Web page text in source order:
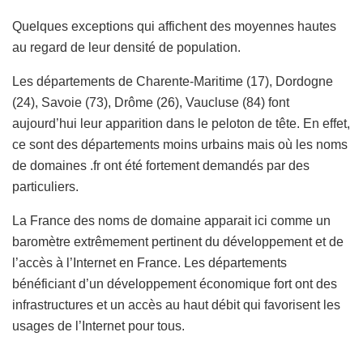
Quelques exceptions qui affichent des moyennes hautes
au regard de leur densité de population.
Les départements de Charente-Maritime (17), Dordogne
(24), Savoie (73), Drôme (26), Vaucluse (84) font
aujourd’hui leur apparition dans le peloton de tête. En effet,
ce sont des départements moins urbains mais où les noms
de domaines .fr ont été fortement demandés par des
particuliers.
La France des noms de domaine apparait ici comme un
baromètre extrêmement pertinent du développement et de
l’accès à l’Internet en France. Les départements
bénéficiant d’un développement économique fort ont des
infrastructures et un accès au haut débit qui favorisent les
usages de l’Internet pour tous.